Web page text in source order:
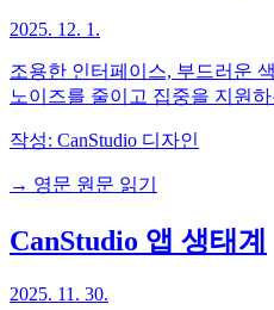
2025. 12. 1.
조용한 인터페이스, 부드러운
노이즈를 줄이고 집중을 지원
작성: CanStudio 디자인
→ 영문 원문 읽기
CanStudio 앱 생태계
2025. 11. 30.